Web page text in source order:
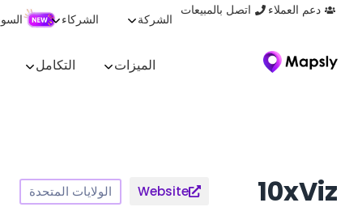
دعم العملاء اتصل بالمبيعات
الشركة الشركاء
الميزات التكامل
10xViz
Website الولايات المتحدة